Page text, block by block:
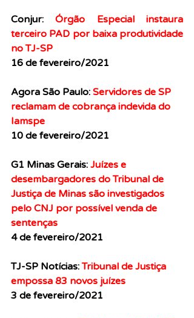
Conjur: Órgão Especial instaura
terceiro PAD por baixa produtividade
no TJ-SP
16 de fevereiro/2021
Agora São Paulo: Servidores de SP
reclamam de cobrança indevida do
Iamspe
10 de fevereiro/2021
G1 Minas Gerais: Juízes e
desembargadores do Tribunal de
Justiça de Minas são investigados
pelo CNJ por possível venda de
sentenças
4 de fevereiro/2021
TJ-SP Notícias: Tribunal de Justiça
empossa 83 novos juízes
3 de fevereiro/2021